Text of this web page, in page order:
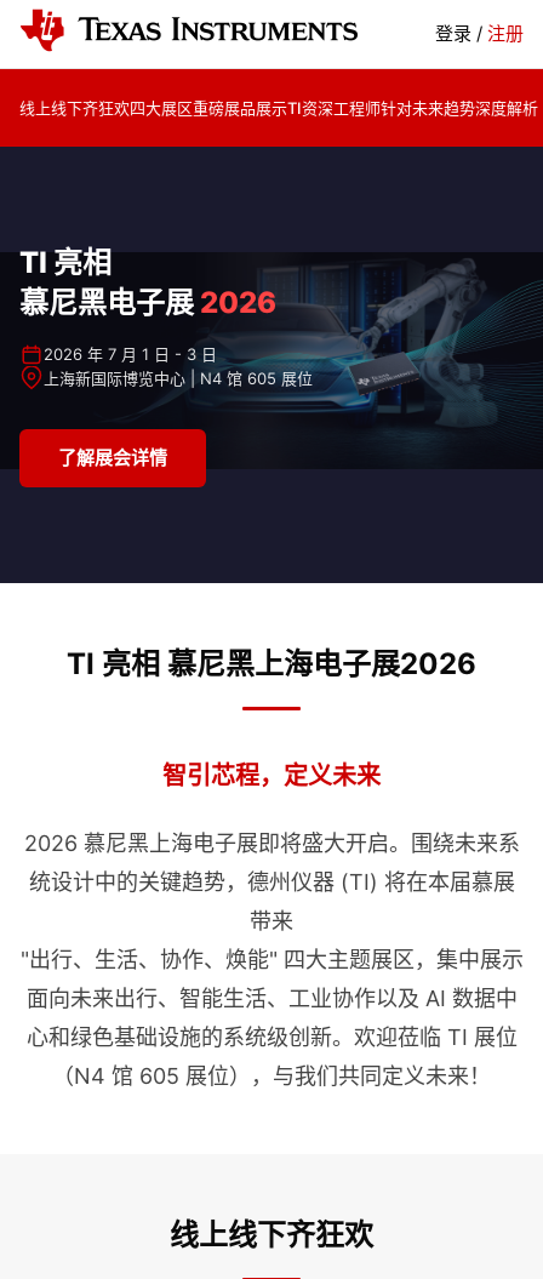
登录 / 注册
线上线下齐狂欢四大展区重磅展品展示TI资深工程师针对未来趋势深度解析
TI 亮相
慕尼黑电子展 2026
2026 年 7 月 1 日 - 3 日
上海新国际博览中心 | N4 馆 605 展位
了解展会详情
TI 亮相 慕尼黑上海电子展2026
智引芯程，定义未来
2026 慕尼黑上海电子展即将盛大开启。围绕未来系
统设计中的关键趋势，德州仪器 (TI) 将在本届慕展
带来
"出行、生活、协作、焕能" 四大主题展区，集中展示
面向未来出行、智能生活、工业协作以及 AI 数据中
心和绿色基础设施的系统级创新。欢迎莅临 TI 展位
（N4 馆 605 展位），与我们共同定义未来！
线上线下齐狂欢